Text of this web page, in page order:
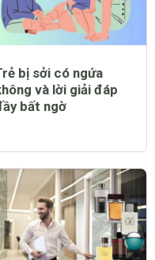
bị sởi có ngứa
và lời giải đáp
bất ngờ